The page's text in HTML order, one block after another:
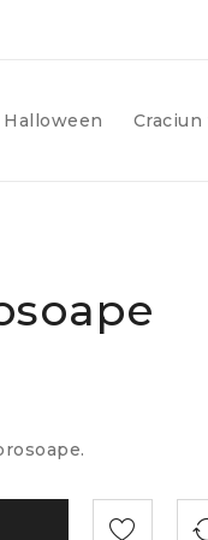
Halloween Craciun